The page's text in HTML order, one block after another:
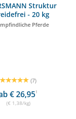
Struktur
- 20 kg
Pferde
(7)
€ 26,951
(€ 1,38/kg)